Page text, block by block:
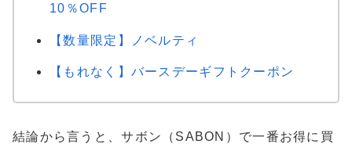
10％OFF
【数量限定】ノベルティ
【もれなく】バースデーギフトクーポン
結論から言うと、サボン（SABON）で一番お得に買